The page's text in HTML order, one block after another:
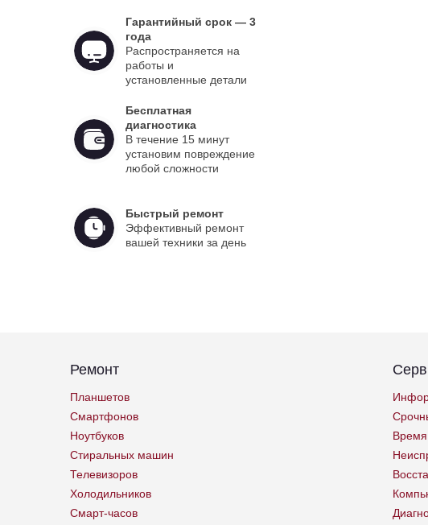
Гарантийный срок — 3
года
Распространяется на
работы и
установленные детали
Бесплатная
диагностика
В течение 15 минут
установим повреждение
любой сложности
Быстрый ремонт
Эффективный ремонт
вашей техники за день
Ремонт
Планшетов
Смартфонов
Ноутбуков
Стиральных машин
Телевизоров
Холодильников
Смарт-часов